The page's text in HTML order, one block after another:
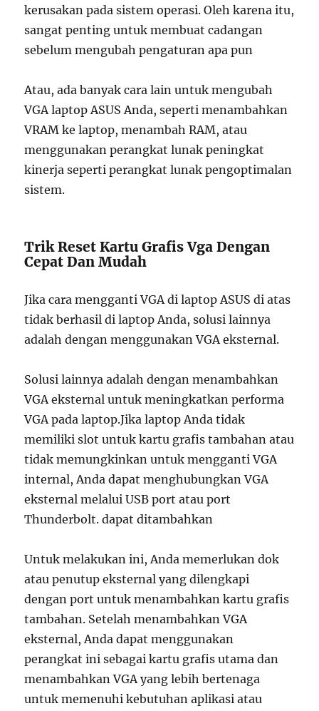
kerusakan pada sistem operasi. Oleh karena itu,
sangat penting untuk membuat cadangan
sebelum mengubah pengaturan apa pun
Atau, ada banyak cara lain untuk mengubah
VGA laptop ASUS Anda, seperti menambahkan
VRAM ke laptop, menambah RAM, atau
menggunakan perangkat lunak peningkat
kinerja seperti perangkat lunak pengoptimalan
sistem.
Trik Reset Kartu Grafis Vga Dengan
Cepat Dan Mudah
Jika cara mengganti VGA di laptop ASUS di atas
tidak berhasil di laptop Anda, solusi lainnya
adalah dengan menggunakan VGA eksternal.
Solusi lainnya adalah dengan menambahkan
VGA eksternal untuk meningkatkan performa
VGA pada laptop.Jika laptop Anda tidak
memiliki slot untuk kartu grafis tambahan atau
tidak memungkinkan untuk mengganti VGA
internal, Anda dapat menghubungkan VGA
eksternal melalui USB port atau port
Thunderbolt. dapat ditambahkan
Untuk melakukan ini, Anda memerlukan dok
atau penutup eksternal yang dilengkapi
dengan port untuk menambahkan kartu grafis
tambahan. Setelah menambahkan VGA
eksternal, Anda dapat menggunakan
perangkat ini sebagai kartu grafis utama dan
menambahkan VGA yang lebih bertenaga
untuk memenuhi kebutuhan aplikasi atau